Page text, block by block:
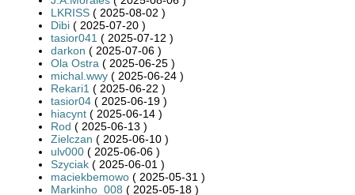
LKRISS ( 2025-08-02 )
Dibi ( 2025-07-20 )
tasior041 ( 2025-07-12 )
darkon ( 2025-07-06 )
Ola Ostra ( 2025-06-25 )
michal.wwy ( 2025-06-24 )
Rekari1 ( 2025-06-22 )
tasior04 ( 2025-06-19 )
hiacynt ( 2025-06-14 )
Rod ( 2025-06-13 )
Zielczan ( 2025-06-10 )
ulv000 ( 2025-06-06 )
Szyciak ( 2025-06-01 )
maciekbemowo ( 2025-05-31 )
Markinho_008 ( 2025-05-18 )